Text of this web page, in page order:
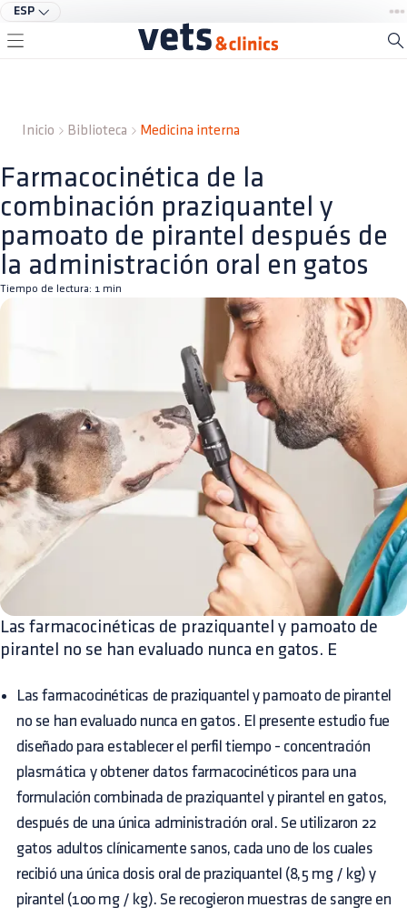
ESP
Inicio Biblioteca Medicina interna
Farmacocinética de la
combinación praziquantel y
pamoato de pirantel después de
la administración oral en gatos
Tiempo de lectura: 1 min
Las farmacocinéticas de praziquantel y pamoato de
pirantel no se han evaluado nunca en gatos. E
Las farmacocinéticas de praziquantel y pamoato de pirantel
no se han evaluado nunca en gatos. El presente estudio fue
diseñado para establecer el perfil tiempo - concentración
plasmática y obtener datos farmacocinéticos para una
formulación combinada de praziquantel y pirantel en gatos,
después de una única administración oral. Se utilizaron 22
gatos adultos clínicamente sanos, cada uno de los cuales
recibió una única dosis oral de praziquantel (8,5 mg / kg) y
pirantel (100 mg / kg). Se recogieron muestras de sangre en